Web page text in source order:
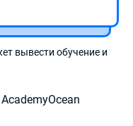
вывести обучение и